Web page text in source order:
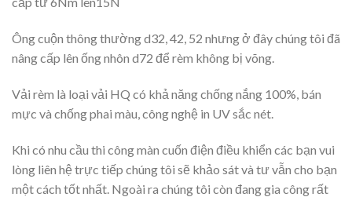
Ông cuộn thông thường d32, 42, 52 nhưng ở đây chúng tôi đã
nâng cấp lên ống nhôn d72 để rèm không bị võng.
Vải rèm là loại vải HQ có khả năng chống nắng 100%, bán
mực và chống phai màu, công nghệ in UV sắc nét.
Khi có nhu cầu thi công màn cuốn điện điều khiển các bạn vui
lòng liên hệ trực tiếp chúng tôi sẽ khảo sát và tư vẫn cho bạn
một cách tốt nhất. Ngoài ra chúng tôi còn đang gia công rất